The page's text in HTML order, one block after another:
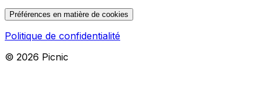
Préférences en matière de cookies
Politique de confidentialité
© 2026 Picnic